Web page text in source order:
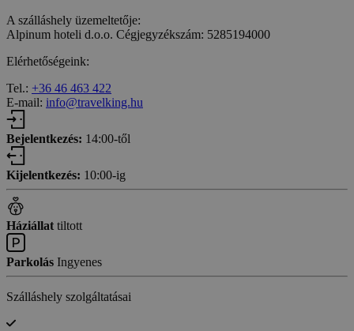
A szálláshely üzemeltetője:
Alpinum hoteli d.o.o. Cégjegyzékszám: 5285194000
Elérhetőségeink:
Tel.: +36 46 463 422
E-mail: info@travelking.hu
Bejelentkezés: 14:00-től
Kijelentkezés: 10:00-ig
Háziállat tiltott
Parkolás Ingyenes
Szálláshely szolgáltatásai